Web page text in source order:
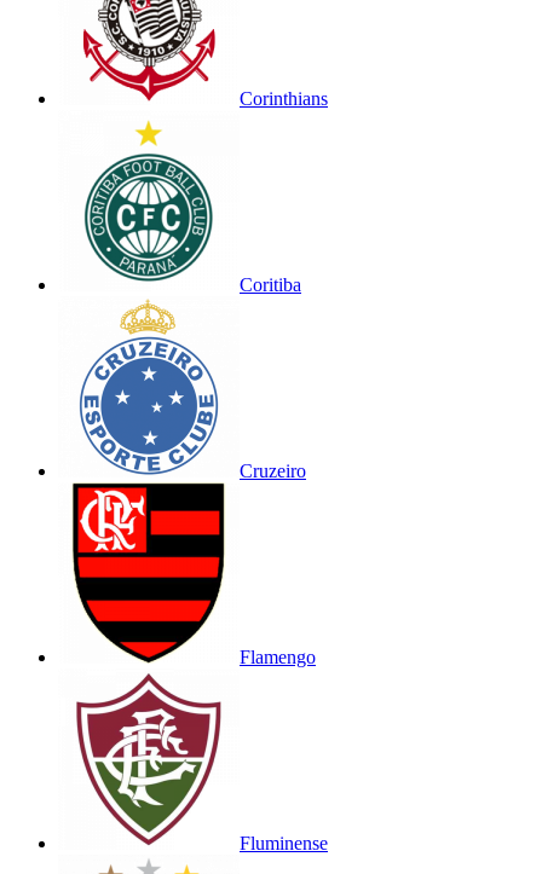
Corinthians
Coritiba
Cruzeiro
Flamengo
Fluminense